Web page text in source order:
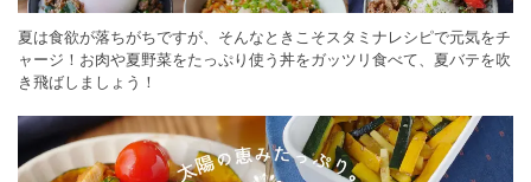
夏は食欲が落ちがちですが、そんなときこそスタミナレシピで元気をチ
ャージ！お肉や夏野菜をたっぷり使う丼をガッツリ食べて、夏バテを吹
き飛ばしましょう！